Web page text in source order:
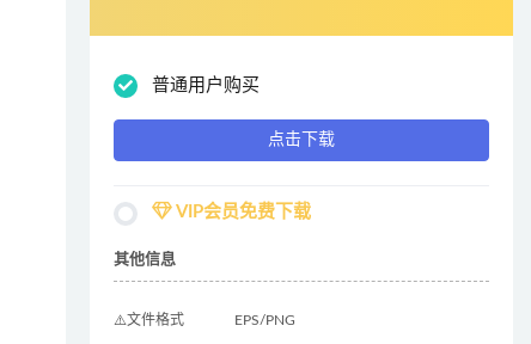
普通用户购买
点击下载
VIP会员免费下载
其他信息
⚠️文件格式 EPS/PNG